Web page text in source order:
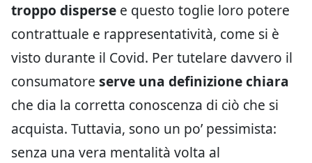
troppo disperse e questo toglie loro potere
contrattuale e rappresentatività, come si è
visto durante il Covid. Per tutelare davvero il
consumatore serve una definizione chiara
che dia la corretta conoscenza di ciò che si
acquista. Tuttavia, sono un po’ pessimista:
senza una vera mentalità volta al